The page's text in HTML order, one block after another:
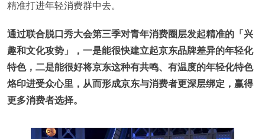
精准打进年轻消费群中去。
通过联合脱口秀大会第三季对青年消费圈层发起精准的「兴
趣和文化攻势」，一是能很快建立起京东品牌差异的年轻化
特色，二是能很好将京东这种有共鸣、有温度的年轻化特色
烙印进受众心里，从而形成京东与消费者更深层绑定，赢得
更多消费者选择。